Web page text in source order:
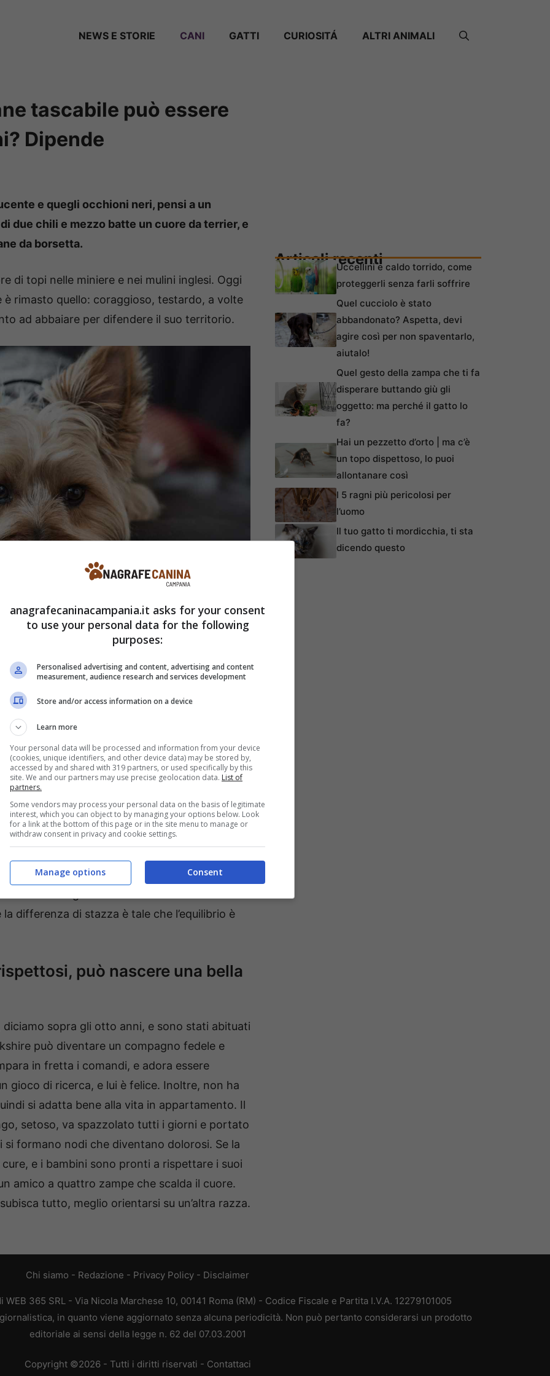
NEWS E STORIE CANI GATTI CURIOSITÁ ALTRI ANIMALI
tascabile può essere
Dipende
e quegli occhioni neri, pensi a un
due chili e mezzo batte un cuore da terrier, e
da borsetta.
di topi nelle miniere e nei mulini inglesi. Oggi
rimasto quello: coraggioso, testardo, a volte
ad abbaiare per difendere il suo territorio.
né quello che sta fermo per ore in
e di una educazione ferma ma dolce. Se
e non sempre nel modo giusto.
piccoli è la fragilità
è se lo Yorkshire possa vivere serenamente
condizioni. Il primo ostacolo è fisico: è un
di due o tre anni che gioca con
troppo forte, e il cane rischia di farsi male sul
può reagire mordendo. Per questo molti
in famiglie con bambini sotto i sei-otto
differenza di stazza è tale che l’equilibrio è
può nascere una bella
sopra gli otto anni, e sono stati abituati
può diventare un compagno fedele e
in fretta i comandi, e adora essere
gioco di ricerca, e lui è felice. Inoltre, non ha
si adatta bene alla vita in appartamento. Il
setoso, va spazzolato tutti i giorni e portato
formano nodi che diventano dolorosi. Se la
e i bambini sono pronti a rispettare i suoi
amico a quattro zampe che scalda il cuore.
tutto, meglio orientarsi su un’altra razza.
Articoli recentiUccellini e caldo torrido, come
proteggerli senza farli soffrire
Quel cucciolo è stato
abbandonato? Aspetta, devi
agire così per non spaventarlo,
aiutalo!
Quel gesto della zampa che ti fa
disperare buttando giù gli
oggetto: ma perché il gatto lo
fa?
Hai un pezzetto d’orto | ma c’è
un topo dispettoso, lo puoi
allontanare così
I 5 ragni più pericolosi per
l’uomo
Il tuo gatto ti mordicchia, ti sta
dicendo questo
Chi siamo - Redazione - Privacy Policy - Disclaimer
365 SRL - Via Nicola Marchese 10, 00141 Roma (RM) - Codice Fiscale e Partita I.V.A. 12279101005
in quanto viene aggiornato senza alcuna periodicità. Non può pertanto considerarsi un prodotto
editoriale ai sensi della legge n. 62 del 07.03.2001
Copyright ©2026 - Tutti i diritti riservati - Contattaci
anagrafecaninacampania.it asks for your consent
to use your personal data for the following
purposes:
Personalised advertising and content, advertising and content
measurement, audience research and services development
Store and/or access information on a device
Learn more
Your personal data will be processed and information from your device
(cookies, unique identifiers, and other device data) may be stored by,
accessed by and shared with 319 partners, or used specifically by this
site. We and our partners may use precise geolocation data. List of
partners.
Some vendors may process your personal data on the basis of legitimate
interest, which you can object to by managing your options below. Look
for a link at the bottom of this page or in the site menu to manage or
withdraw consent in privacy and cookie settings.
Consent
Manage options